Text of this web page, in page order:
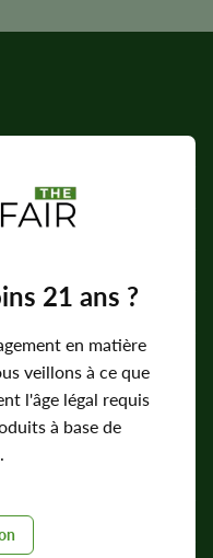
21 ans ?
en matière
veillons à ce que
l'âge légal requis
à base de